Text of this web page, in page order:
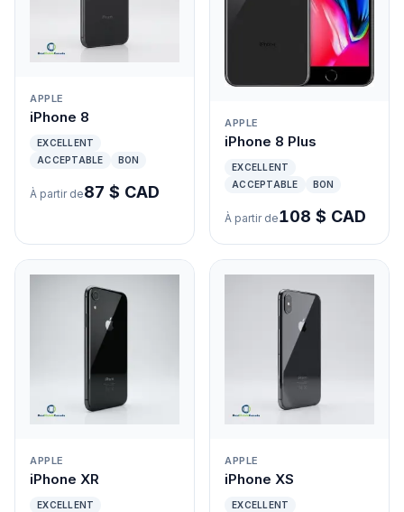
APPLE
iPhone 8
EXCELLENT
ACCEPTABLE
BON
À partir de87 $ CAD
APPLE
iPhone 8 Plus
EXCELLENT
ACCEPTABLE
BON
À partir de108 $ CAD
APPLE
iPhone XR
EXCELLENT
APPLE
iPhone XS
EXCELLENT